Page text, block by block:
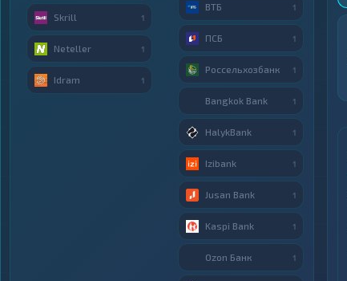
Skrill 1
Neteller 1
Idram 1
ВТБ 1
ПСБ 1
Россельхозбанк 1
Bangkok Bank 1
HalykBank 1
Izibank 1
Jusan Bank 1
Kaspi Bank 1
Ozon Банк 1